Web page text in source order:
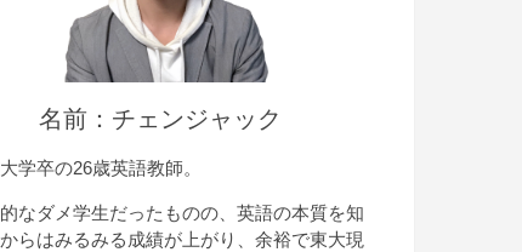
名前：チェンジャック
学卒の26歳英語教師。
なダメ学生だったものの、英語の本質を知
らはみるみる成績が上がり、余裕で東大現